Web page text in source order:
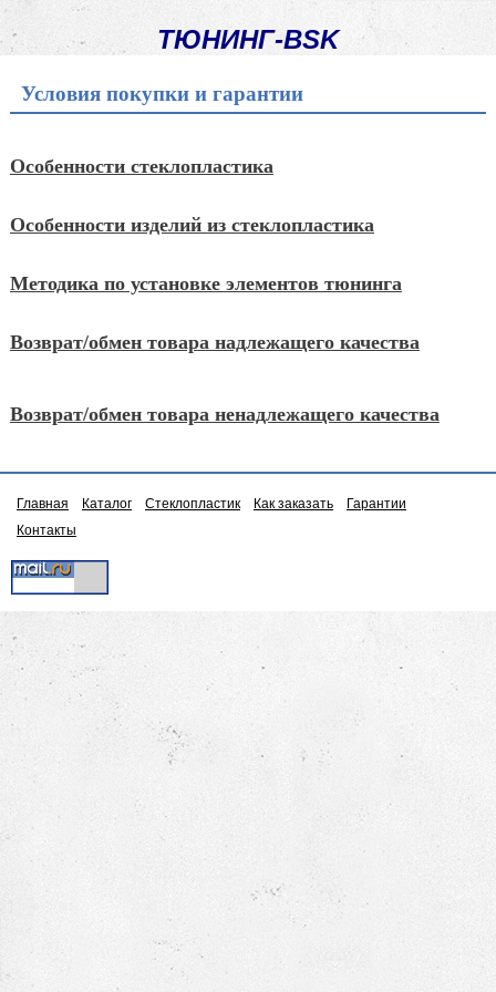
ТЮНИНГ-BSK
Условия покупки и гарантии
Особенности стеклопластика
Особенности изделий из стеклопластика
Методика по установке элементов тюнинга
Возврат/обмен товара надлежащего качества
Возврат/обмен товара ненадлежащего качества
Главная Каталог Стеклопластик Как заказать
Гарантии
Контакты